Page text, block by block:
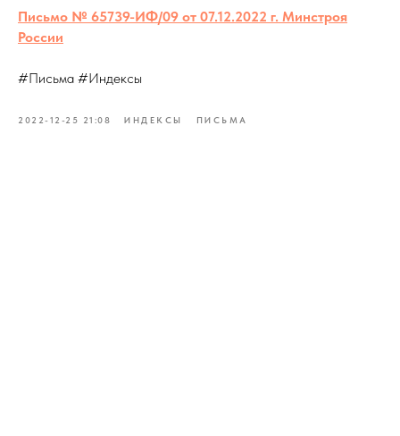
Письмо № 65739-ИФ/09 от 07.12.2022 г. Минстроя
России
#Письма #Индексы
2022-12-25 21:08 ИНДЕКСЫ ПИСЬМА